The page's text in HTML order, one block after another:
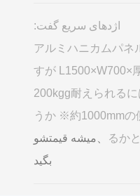
اژدهای سریع گفت:
アルミハニカムパネ
すが L1500×W700×
200kgg耐えられる
うか ※約1000mmの
るか
、میشه قیمتشو
بگید